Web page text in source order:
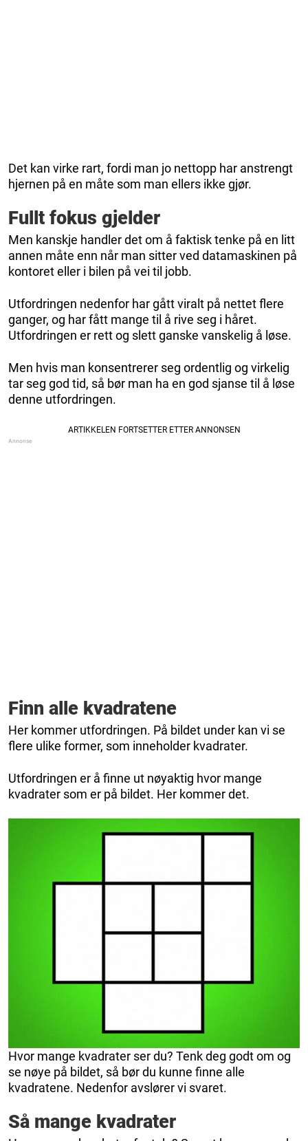
Det kan virke rart, fordi man jo nettopp har anstrengt
hjernen på en måte som man ellers ikke gjør.
Fullt fokus gjelder
Men kanskje handler det om å faktisk tenke på en litt
annen måte enn når man sitter ved datamaskinen på
kontoret eller i bilen på vei til jobb.
Utfordringen nedenfor har gått viralt på nettet flere
ganger, og har fått mange til å rive seg i håret.
Utfordringen er rett og slett ganske vanskelig å løse.
Men hvis man konsentrerer seg ordentlig og virkelig
tar seg god tid, så bør man ha en god sjanse til å løse
denne utfordringen.
Finn alle kvadratene
Her kommer utfordringen. På bildet under kan vi se
flere ulike former, som inneholder kvadrater.
Utfordringen er å finne ut nøyaktig hvor mange
kvadrater som er på bildet. Her kommer det.
Hvor mange kvadrater ser du? Tenk deg godt om og
se nøye på bildet, så bør du kunne finne alle
kvadratene. Nedenfor avslører vi svaret.
Så mange kvadrater